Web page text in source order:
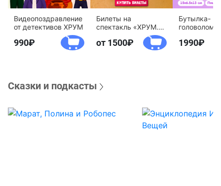
Видеопоздравление
от детективов ХРУМ
990
Билеты на
спектакль «ХРУМ.
Осторожно, Чудо-
Юдо!»
от 1500
Бутылка-
агентство
1990
Сказки и подкасты